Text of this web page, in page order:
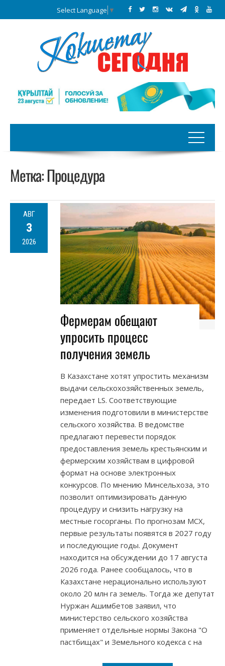
Select Language ▼
Метка:Процедура
АВГ
3
2026
Фермерам обещают
упросить процесс
получения земель
В Казахстане хотят упростить механизм
выдачи сельскохозяйственных земель,
передает LS. Соответствующие
изменения подготовили в министерстве
сельского хозяйства. В ведомстве
предлагают перевести порядок
предоставления земель крестьянским и
фермерским хозяйствам в цифровой
формат на основе электронных
конкурсов. По мнению Минсельхоза, это
позволит оптимизировать данную
процедуру и снизить нагрузку на
местные госорганы. По прогнозам МСХ,
первые результаты появятся в 2027 году
и последующие годы. Документ
находится на обсуждении до 17 августа
2026 года. Ранее сообщалось, что в
Казахстане нерационально используют
около 20 млн га земель. Тогда же депутат
Нуржан Ашимбетов заявил, что
министерство сельского хозяйства
применяет отдельные нормы Закона "О
пастбищах" и Земельного кодекса с на